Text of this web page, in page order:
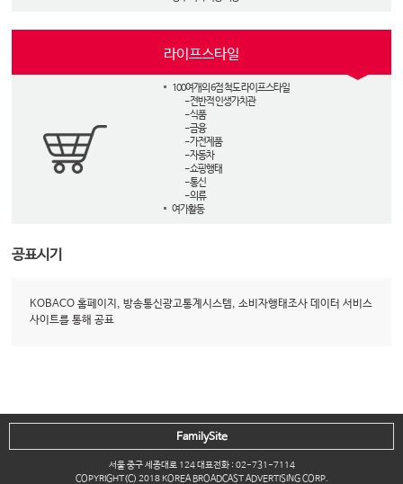
라이프스타일
100여개의 6점 척도 라이프스타일
- 전반적 인생가치관
- 식품
- 금융
- 가전제품
- 자동차
- 쇼핑행태
- 통신
- 의류
여가활동
공표시기
KOBACO 홈페이지, 방송통신광고통계시스템, 소비자행태조사 데이터 서비스
사이트를 통해 공표
서울 중구 세종대로 124 대표전화 : 02-731-7114
COPYRIGHT(C) 2018 KOREA BROADCAST ADVERTISING CORP.
FamilySite